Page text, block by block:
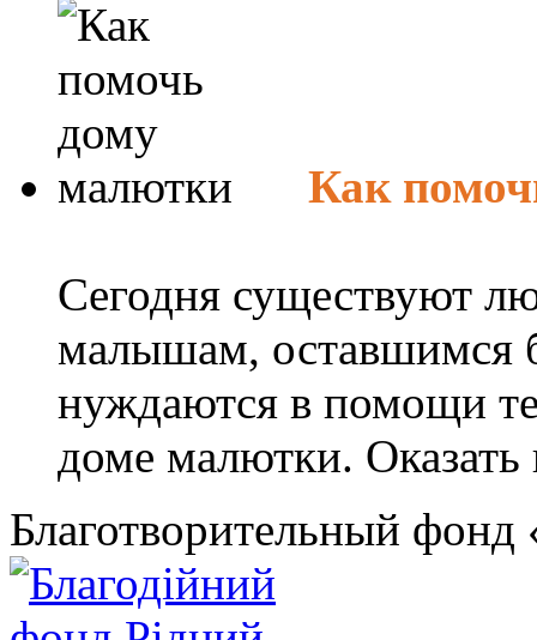
Как
Сегодня существуют
малышам, оставшимся
нуждаются в помощи
доме малютки.
Благотворительный